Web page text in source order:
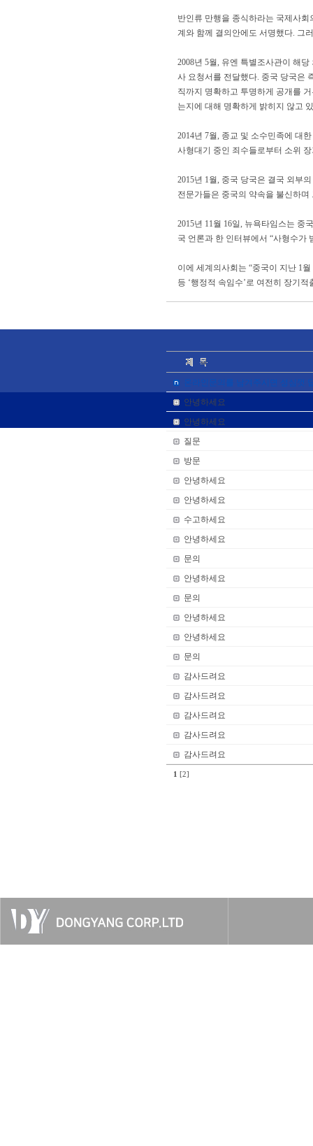
반인류 만행을 종식하라는 국제사
계와 함께 결의안에도 서명했다. 그
2008년 5월, 유엔 특별조사관이 해
사 요청서를 전달했다. 중국 당국은
직까지 명확하고 투명하게 공개를
는지에 대해 명확하게 밝히지 않고
2014년 7월, 종교 및 소수민족에 대
사형대기 중인 죄수들로부터 소위
2015년 1월, 중국 당국은 결국 외부
전문가들은 중국의 약속을 불신하
2015년 11월 16일, 뉴욕타임스는 중
국 언론과 한 인터뷰에서 “사형수가
이에 세계의사회는 “중국이 지난 1
등 ‘행정적 속임수’로 여전히 장기
온라인문의를 남겨주시면 성심껏
안녕하세요
안녕하세요
질문
방문
안녕하세요
안녕하세요
수고하세요
안녕하세요
문의
안녕하세요
문의
안녕하세요
안녕하세요
문의
감사드려요
감사드려요
감사드려요
감사드려요
감사드려요
1 [2]